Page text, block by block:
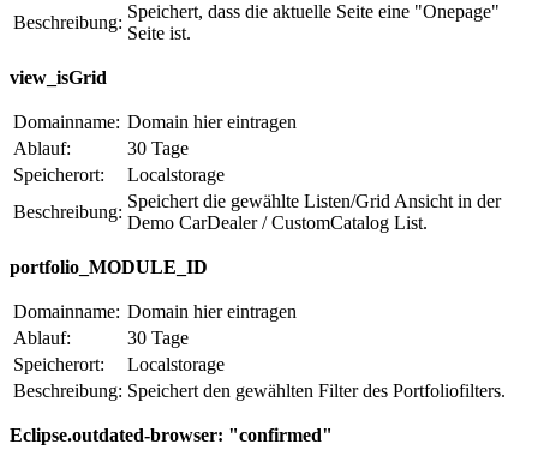
Beschreibung:
Speichert, dass die aktuelle Seite eine "Onepage"
Seite ist.
view_isGrid
Domainname: Domain hier eintragen
Ablauf:
30 Tage
Speicherort:
Localstorage
Beschreibung:
Speichert die gewählte Listen/Grid Ansicht in der
Demo CarDealer / CustomCatalog List.
portfolio_MODULE_ID
Domainname: Domain hier eintragen
Ablauf:
30 Tage
Speicherort:
Localstorage
Beschreibung: Speichert den gewählten Filter des Portfoliofilters.
Eclipse.outdated-browser: "confirmed"